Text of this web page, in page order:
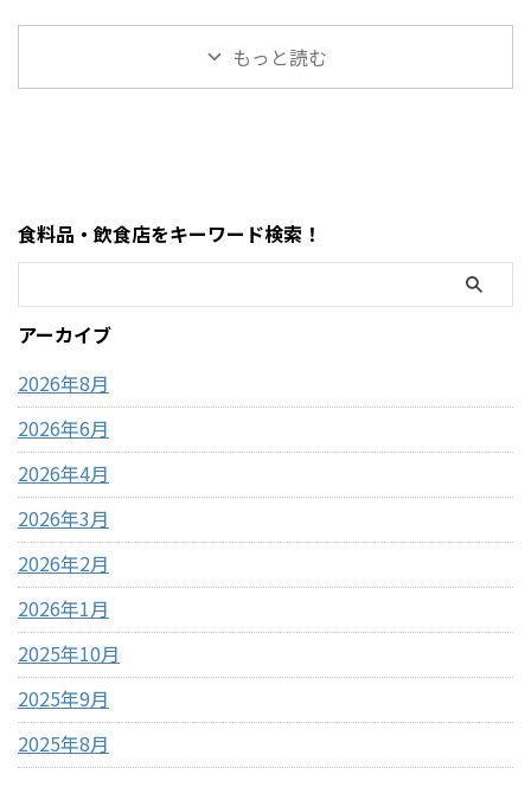
ださい。
https://hubmedia.co.jp/costc
営業時間変更や混雑状況には
いつも気を遣います。特に
コのMOFUSANDモフサンド大
きなぬいぐるみ3種類を徹底解
大きなぬいぐるみ。この記事
では、コストコで販売されて
種類、価格、魅力、どんな人
におすすめなのかを、表やリ
く整理しました。購入前 ...
舗で、ATMの設置状況や使い方
も一般のスーパーとは少し違
結論・コストコ店舗内にATMが
ある場合もあるが「必ずある
わけではない」・基本はキャ
ッシュレス（クレジットカー
もっと読む
食料品・飲食店をキーワード検索！
アーカイブ
2026年8月
2026年6月
2026年4月
2026年3月
2026年2月
2026年1月
2025年10月
2025年9月
2025年8月